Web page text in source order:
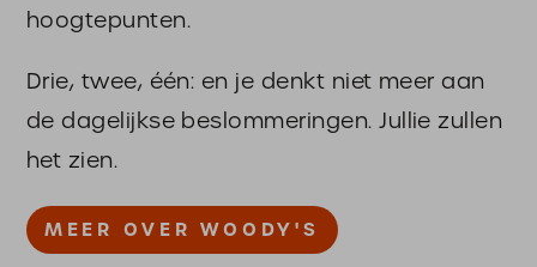
hoogtepunten.
Drie, twee, één: en je denkt niet meer aan
de dagelijkse beslommeringen. Jullie zullen
het zien.
MEER OVER WOODY'S